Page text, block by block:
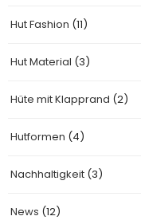
Hut Fashion (11)
Hut Material (3)
Hüte mit Klapprand (2)
Hutformen (4)
Nachhaltigkeit (3)
News (12)